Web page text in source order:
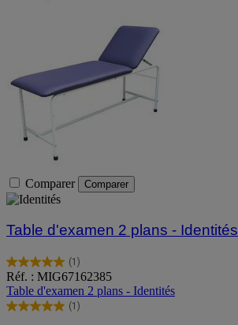
Comparer Comparer
Table d'examen 2 plans - Identités
(1)
5.0
sur
5
étoiles.
Réf. : MIG67162385
Table d'examen 2 plans - Identités
(1)
5.0